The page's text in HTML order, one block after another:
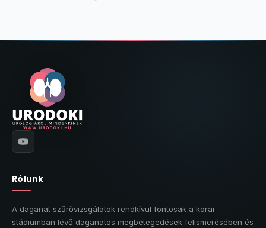
Rólunk
A daganat szűrővizsgálatok rendkívül fontosak a korai
stádiumban lévő daganatos megbetegedések felismerésében és